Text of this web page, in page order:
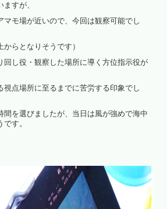
すが、
マモ場が近いので、今回は観察可能でし
からとなりそうです）
回し役・観察した場所に導く方位指示役が
視点場所に至るまでに苦労する印象でし
間を選びましたが、当日は風が強めで海中
す。